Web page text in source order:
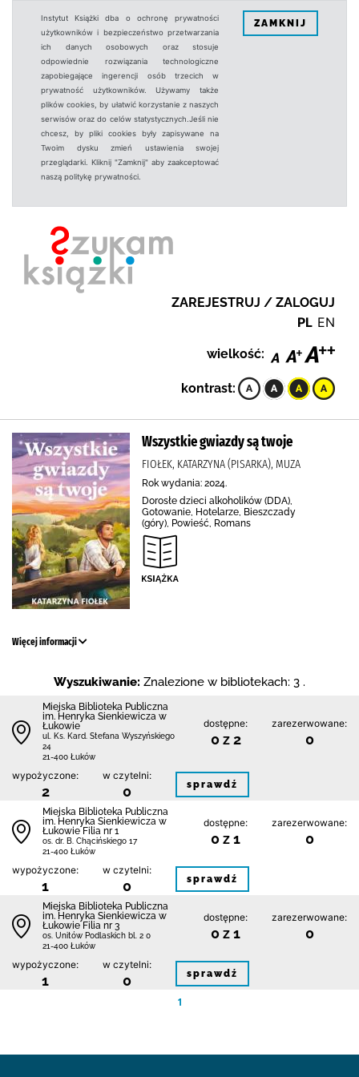
Instytut Książki dba o ochronę prywatności
użytkowników i bezpieczeństwo przetwarzania
ich danych osobowych oraz stosuje
odpowiednie rozwiązania technologiczne
zapobiegające ingerencji osób trzecich w
prywatność użytkowników. Używamy także
plików cookies, by ułatwić korzystanie z naszych
serwisów oraz do celów statystycznych.Jeśli nie
chcesz, by pliki cookies były zapisywane na
Twoim dysku zmień ustawienia swojej
przeglądarki. Kliknij "Zamknij" aby zaakceptować
naszą politykę prywatności.
ZAMKNIJ
ZAREJESTRUJ / ZALOGUJ
PL EN
wielkość:
kontrast:
Wszystkie gwiazdy są twoje
FIOŁEK, KATARZYNA (PISARKA), MUZA
Rok wydania: 2024.
Dorosłe dzieci alkoholików (DDA),
Gotowanie, Hotelarze, Bieszczady
(góry), Powieść, Romans
Więcej informacji
Wyszukiwanie: Znalezione w bibliotekach: 3 .
Miejska Biblioteka Publiczna
im. Henryka Sienkiewicza w
Łukowie
ul. Ks. Kard. Stefana Wyszyńskiego
24
21-400 Łuków
dostępne:
0 z 2
zarezerwowane:
0
wypożyczone:
2
w czytelni:
0 sprawdź
Miejska Biblioteka Publiczna
im. Henryka Sienkiewicza w
Łukowie Filia nr 1
os. dr. B. Chącińskiego 17
21-400 Łuków
dostępne:
0 z 1
zarezerwowane:
0
wypożyczone:
1
w czytelni:
0 sprawdź
Miejska Biblioteka Publiczna
im. Henryka Sienkiewicza w
Łukowie Filia nr 3
os. Unitów Podlaskich bl. 2 0
21-400 Łuków
dostępne:
0 z 1
zarezerwowane:
0
wypożyczone:
1
w czytelni:
0 sprawdź
1